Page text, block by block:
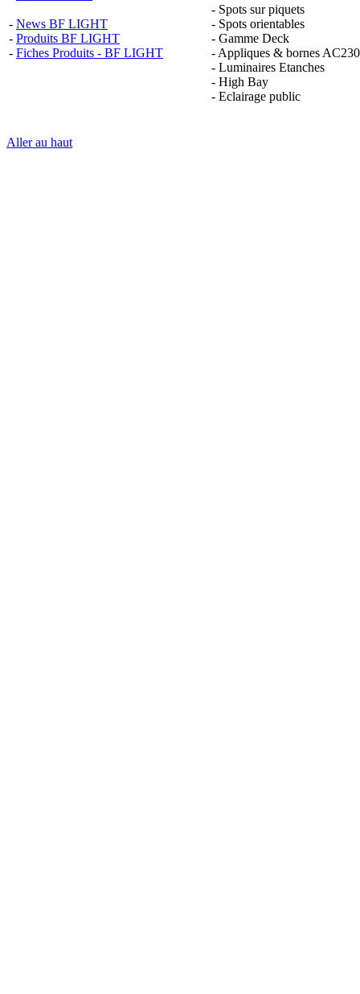
- News BF LIGHT
- Produits BF LIGHT
- Fiches Produits - BF LIGHT
- Spots sur piquets
- Spots orientables
- Gamme Deck
- Appliques & bornes
- Luminaires Etanches
- High Bay
- Eclairage public
Aller au haut